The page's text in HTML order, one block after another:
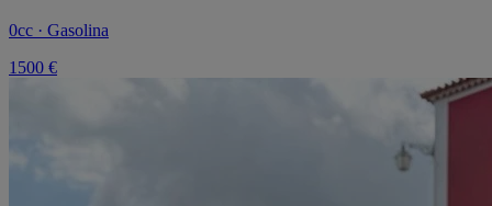
0cc · Gasolina
1500 €